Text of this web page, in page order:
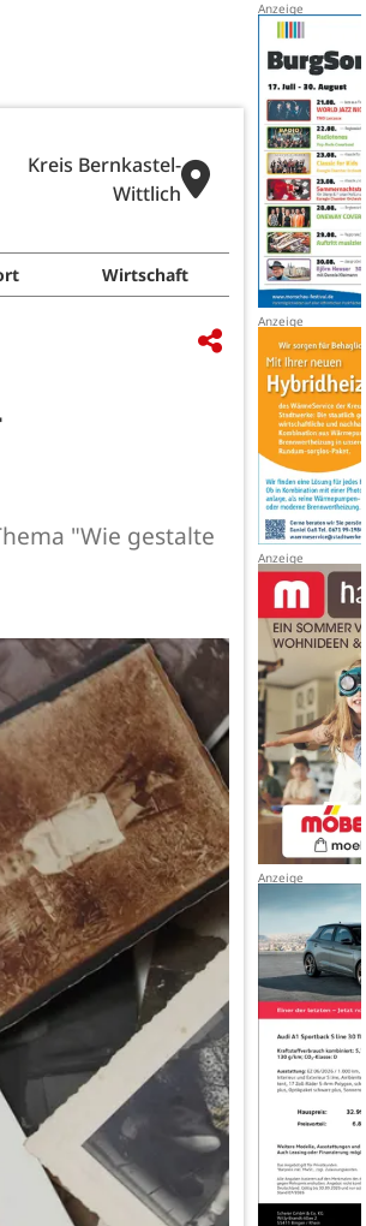
Kreis Bernkastel-
Wittlich
Wirtschaft
"Wie gestalte